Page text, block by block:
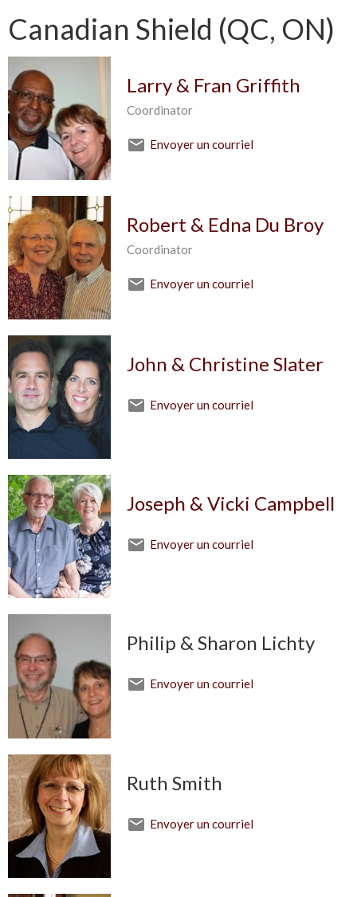
Canadian Shield (QC, ON)
Larry & Fran Griffith
Coordinator
Envoyer un courriel
Robert & Edna Du Broy
Coordinator
Envoyer un courriel
John & Christine Slater
Envoyer un courriel
Joseph & Vicki Campbell
Envoyer un courriel
Philip & Sharon Lichty
Envoyer un courriel
Ruth Smith
Envoyer un courriel